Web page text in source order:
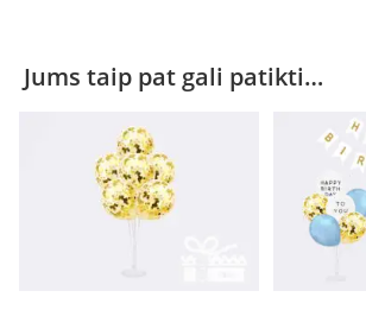
Jums taip pat gali patikti…